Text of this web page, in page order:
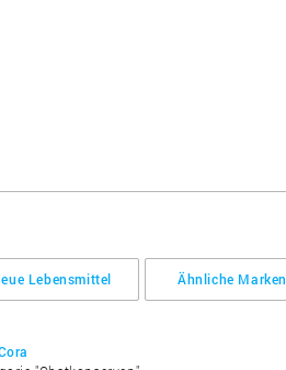
Lebensmittel Ähnliche Marken